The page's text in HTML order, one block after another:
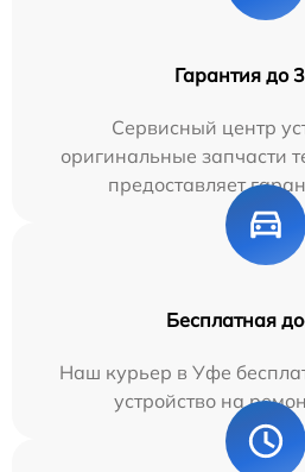
Гарантия до
Сервисный центр
оригинальные запчасти
предоставляет
Бесплатная
Наш курьер в Уфе
устройство на